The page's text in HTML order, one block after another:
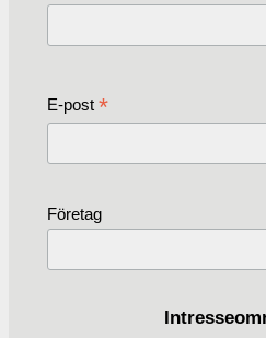
E-post *
Företag